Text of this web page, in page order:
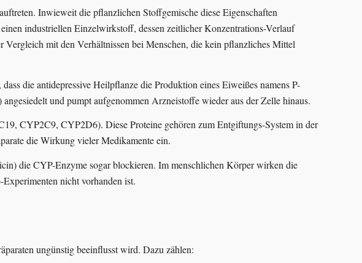
Inwieweit die pflanzlichen Stoffgemische diese Eigenschaften
industriellen Einzelwirkstoff, dessen zeitlicher Konzentrations-Verlauf
mit den Verhältnissen bei Menschen, die kein pflanzliches Mittel
die antidepressive Heilpflanze die Produktion eines Eiweißes namens P-
und pumpt aufgenommen Arzneistoffe wieder aus der Zelle hinaus.
CYP2C9, CYP2D6). Diese Proteine gehören zum Entgiftungs-System in der
die Wirkung vieler Medikamente ein.
die CYP-Enzyme sogar blockieren. Im menschlichen Körper wirken die
nicht vorhanden ist.
ungünstig beeinflusst wird. Dazu zählen: